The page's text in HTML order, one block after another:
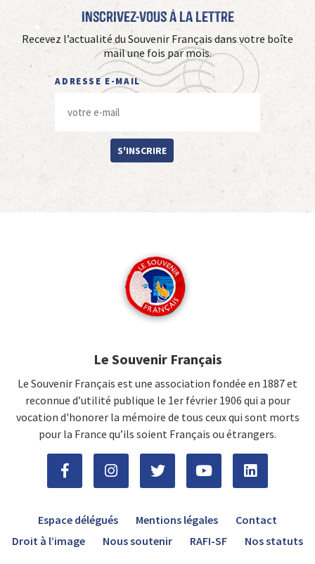
Inscrivez-vous à La Lettre
Recevez l’actualité du Souvenir Français dans votre boîte
mail une fois par mois.
ADRESSE E-MAIL
S'INSCRIRE
Le Souvenir Français
Le Souvenir Français est une association fondée en 1887 et
reconnue d’utilité publique le 1er février 1906 qui a pour
vocation d'honorer la mémoire de tous ceux qui sont morts
pour la France qu’ils soient Français ou étrangers.
Espace délégués Mentions légales
Contact
Droit à l’image
Nous soutenir RAFI-SF Nos statuts